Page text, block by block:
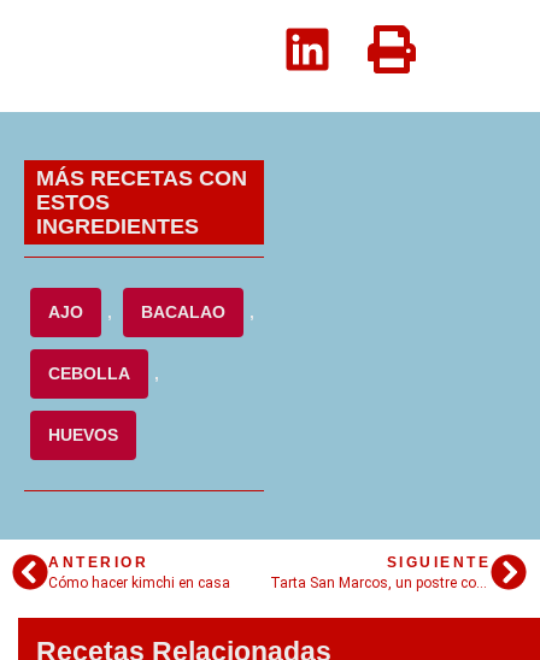
MÁS RECETAS CON
ESTOS
INGREDIENTES
AJO , BACALAO ,
CEBOLLA ,
HUEVOS
ANTERIOR
Cómo hacer kimchi en casa
SIGUIENTE
Tarta San Marcos, un postre con capas riquísimas y mucha historia
Recetas Relacionadas